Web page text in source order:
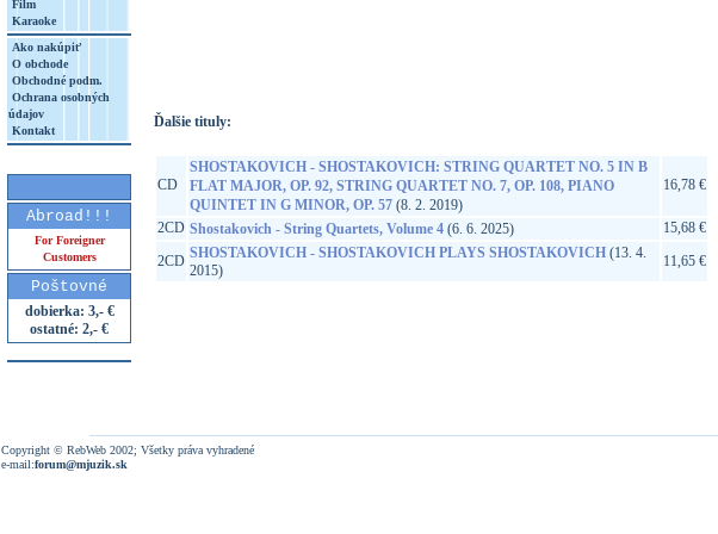
Film
Karaoke
Ako nakúpiť
O obchode
Obchodné podm.
Ochrana osobných
údajov
Kontakt
Abroad!!!
For Foreigner
Customers
Poštovné
dobierka: 3,- €
ostatné: 2,- €
Ďalšie tituly:
CD
SHOSTAKOVICH - SHOSTAKOVICH: STRING QUARTET NO. 5 IN B
FLAT MAJOR, OP. 92, STRING QUARTET NO. 7, OP. 108, PIANO
QUINTET IN G MINOR, OP. 57 (8. 2. 2019)
16,78 €
2CD Shostakovich - String Quartets, Volume 4 (6. 6. 2025)
15,68 €
2CD SHOSTAKOVICH - SHOSTAKOVICH PLAYS SHOSTAKOVICH (13. 4.
2015)
11,65 €
Copyright © RebWeb 2002; Všetky práva vyhradené
e-mail:forum@mjuzik.sk